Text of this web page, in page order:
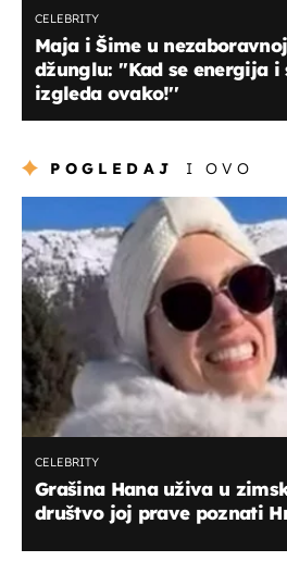
CELEBRITY
Maja i Šime u
džunglu: ''Kad se energija i
izgleda ovako!''
POGLEDAJ I OVO
CELEBRITY
Grašina Hana uživa u
društvo joj prave poznati